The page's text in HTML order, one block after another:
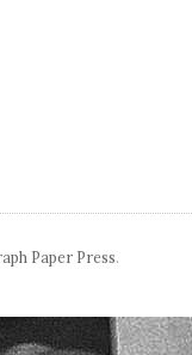
Paper Press.